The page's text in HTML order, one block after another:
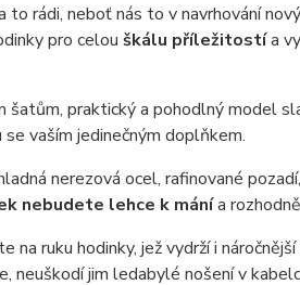
rádi, neboť nás to v navrhování
pro celou škálu příležitostía
šatům, praktický a pohodlný model
vaším jedinečným doplňkem.
nerezová ocel, rafinované
nebudete lehce k mánía
ruku hodinky, jež vydrží i
neuškodí jim ledabylé nošení v